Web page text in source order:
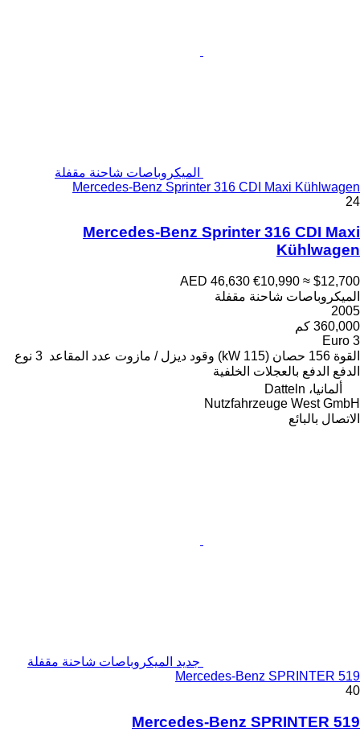
الميكروباصات شاحنة مقفلة
Mercedes-Benz Sprinter 316 CDI Maxi Kühlwagen
24
Mercedes-Benz Sprinter 316 CDI Maxi
Kühlwagen
AED 46,630 €10,990 ≈ $12,700
الميكروباصات شاحنة مقفلة
2005
360,000 كم
Euro 3
القوة 156 حصان (115 kW) وقود ديزل / مازوت عدد المقاعد 3 نوع
الدفع الدفع بالعجلات الخلفية
ألمانيا، Datteln
Nutzfahrzeuge West GmbH
الاتصال بالبائع
جديد الميكروباصات شاحنة مقفلة
Mercedes-Benz SPRINTER 519
40
Mercedes-Benz SPRINTER 519